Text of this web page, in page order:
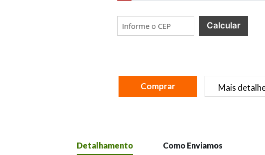
Calcular
Comprar Mais
Detalhamento Como Enviamos